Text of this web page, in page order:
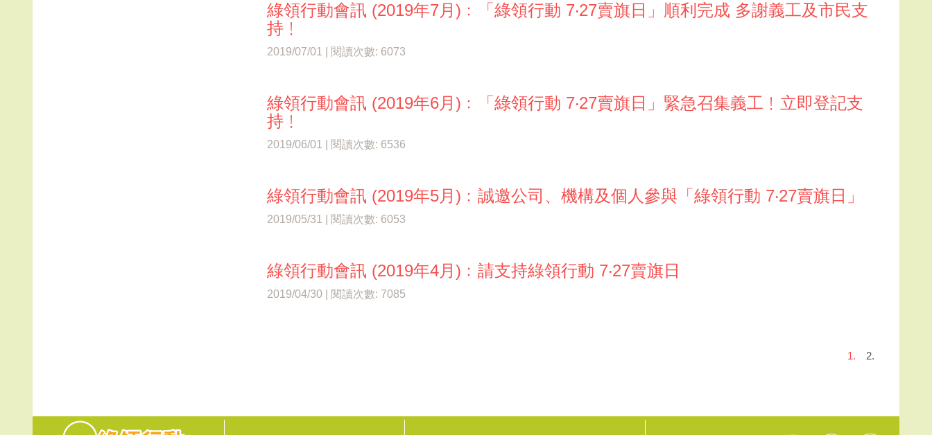
綠領行動會訊 (2019年7月)﹕「綠領行動 7‧27賣旗日」順利完成 多謝義工及市民支
持﹗
2019/07/01 | 閱讀次數: 6073
綠領行動會訊 (2019年6月)﹕「綠領行動 7‧27賣旗日」緊急召集義工﹗立即登記支
持﹗
2019/06/01 | 閱讀次數: 6536
綠領行動會訊 (2019年5月)﹕誠邀公司、機構及個人參與「綠領行動 7‧27賣旗日」
2019/05/31 | 閱讀次數: 6053
綠領行動會訊 (2019年4月)﹕請支持綠領行動 7‧27賣旗日
2019/04/30 | 閱讀次數: 7085
1. 2.